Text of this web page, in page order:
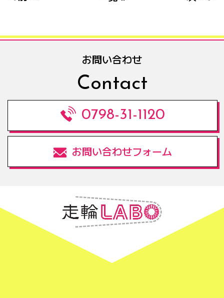
お問い合わせ
Contact
0798-31-1120
お問い合わせフォーム